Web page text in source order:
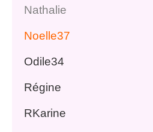
Nathalie
Noelle37
Odile34
Régine
RKarine